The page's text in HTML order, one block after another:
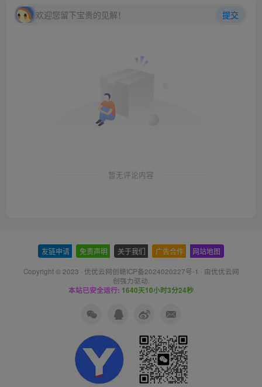
欢迎您留下宝贵的见解！ 提交
暂无评论内容
友链申请 免责声明 关于我们 广告合作 网站地图
Copyright © 2023 · 优优云网创赣ICP备2024020227号-1 · 由优优云网
创强力驱动.
本站已安全运行: 1640天10小时3分25秒